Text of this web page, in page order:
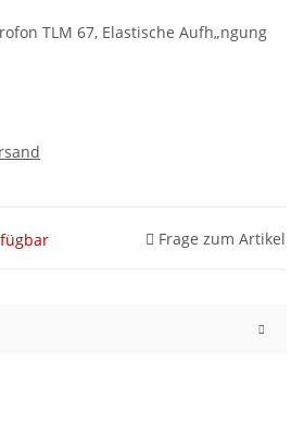
TLM 67, Elastische Aufh„ngung
Frage zum Artikel